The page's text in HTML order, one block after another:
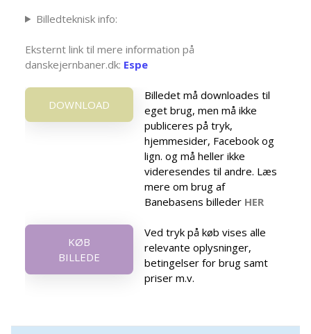
Billedteknisk info:
Eksternt link til mere information på
danskejernbaner.dk: Espe
DOWNLOAD
Billedet må downloades til
eget brug, men må ikke
publiceres på tryk,
hjemmesider, Facebook og
lign. og må heller ikke
videresendes til andre. Læs
mere om brug af
Banebasens billeder HER
KØB
BILLEDE
Ved tryk på køb vises alle
relevante oplysninger,
betingelser for brug samt
priser m.v.